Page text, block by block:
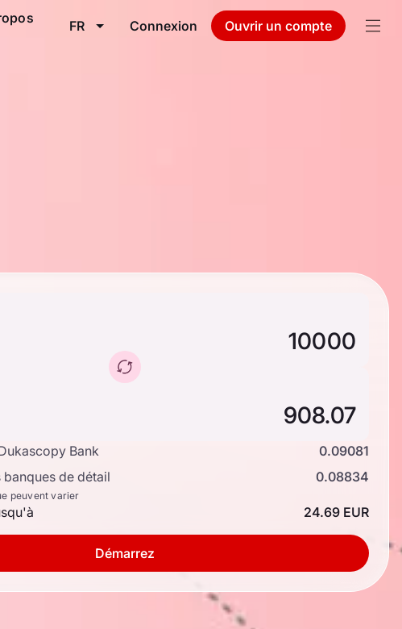
FR Connexion Ouvrir un compte
Bank
0.09081
de détail
0.08834
peuvent varier
24.69 EUR
Démarrez